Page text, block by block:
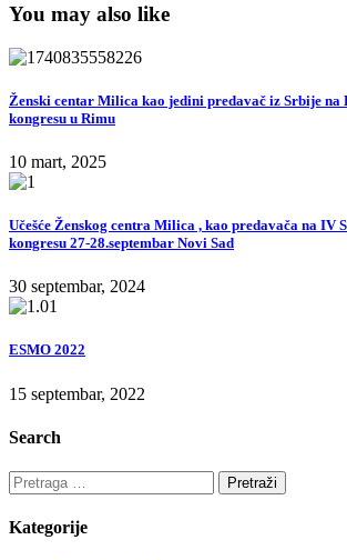
You may also like
Ženski centar Milica kao jedini predavač iz Srbije na
kongresu u Rimu
10 mart, 2025
Učešće Ženskog centra Milica , kao predavača na IV
kongresu 27-28.septembar Novi Sad
30 septembar, 2024
ESMO 2022
15 septembar, 2022
Search
Pretraga
za:
Kategorije